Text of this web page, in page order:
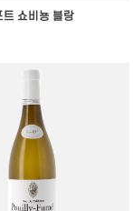
트 쇼비뇽 블랑